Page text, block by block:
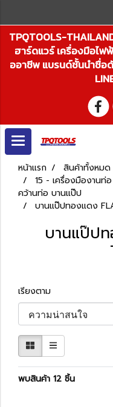
TPQTOOLS-
ฮาร์ดแวร์ เครื่องมือไฟ
ออาชีพ แบรนด์ชั้นนำชื่อ
หน้าแรก
สินค้าทั้งหมด
15 - เครื่องมืองานท่
คว้านท่อ บานแป๊ป
บานแป๊ปทองแดง
บานแป๊ป
เรียงตาม
พบสินค้า 12 ชิ้น